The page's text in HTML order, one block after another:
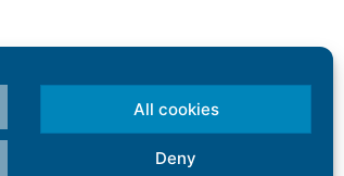
All cookies
Deny